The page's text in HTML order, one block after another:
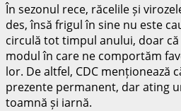
În sezonul rece, răcelile și
des, însă frigul în sine nu este
circulă tot timpul anului, doar
modul în care ne comportăm
lor. De altfel, CDC menționează
prezente permanent, dar ating
toamnă și iarnă.